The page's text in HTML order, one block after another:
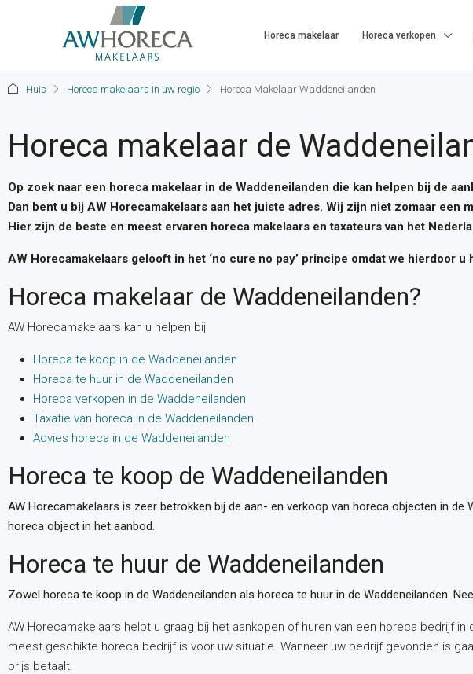
Horeca makelaar Horeca verkopen
Huis Horeca makelaars in uw regio Horeca Makelaar Waddeneilanden
Horeca makelaar de
Op zoek naar een horeca makelaar in de Waddeneilanden die kan helpen bij de
Dan bent u bij AW Horecamakelaars aan het juiste adres. Wij zijn niet zomaar een
Hier zijn de beste en meest ervaren horeca makelaars en taxateurs van het
AW Horecamakelaars gelooft in het ‘no cure no pay’ principe omdat we hierdoor
Horeca makelaar de Waddeneilanden?
AW Horecamakelaars kan u helpen bij:
Horeca te koop in de Waddeneilanden
Horeca te huur in de Waddeneilanden
Horeca verkopen in de Waddeneilanden
Taxatie van horeca in de Waddeneilanden
Advies horeca in de Waddeneilanden
Horeca te koop de Waddeneilanden
AW Horecamakelaars is zeer betrokken bij de aan- en verkoop van horeca objecten in
horeca object in het aanbod.
Horeca te huur de Waddeneilanden
Zowel horeca te koop in de Waddeneilanden als horeca te huur in de Waddeneilanden.
AW Horecamakelaars helpt u graag bij het aankopen of huren van een horeca bedrijf
meest geschikte horeca bedrijf is voor uw situatie. Wanneer uw bedrijf gevonden is
prijs betaalt.